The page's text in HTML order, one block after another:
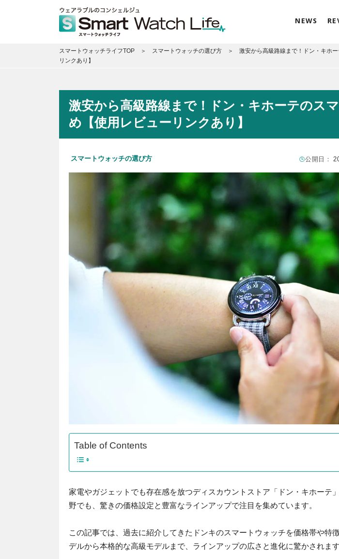
NEWS
スマートウォッチライフTOP スマートウォッチの選び方
激安から高級路線まで！ドン・キホ
リンクあり】
激安から高級路線まで！ドン・キホーテのス
め【使用レビューリンクあり】
スマートウォッチの選び方 公開日：
Table of Contents
家電やガジェットでも存在感を放つディスカウントストア「ドン・キホーテ
野でも、驚きの価格設定と豊富なラインアップで注目を集めています。
この記事では、過去に紹介してきたドンキのスマートウォッチを価格帯や特
デルから本格的な高級モデルまで、ラインアップの広さと進化に驚かされます